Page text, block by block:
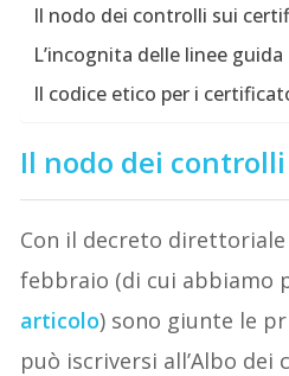
Il nodo dei controlli sui
L’incognita delle linee guida
Il codice etico per i
Il nodo dei
Con il decreto direttoriale
febbraio (di cui abbiamo
articolo) sono giunte le
può iscriversi all’Albo